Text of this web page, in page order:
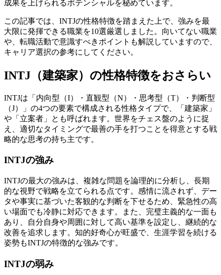
成果を上げられるポテンシャルを秘めています。
この記事では、INTJの性格特徴を踏まえた上で、強みを最
大限に発揮できる職業を10選厳選しました。向いてない職業
や、転職活動で意識すべきポイントも解説していますので、
キャリア選択の参考にしてください。
INTJ（建築家）の性格特徴をおさらい
INTJは「内向型（I）・直観型（N）・思考型（T）・判断型
（J）」の4つの要素で構成される性格タイプで、「建築家」
や「立案者」とも呼ばれます。世界をチェス盤のように捉
え、適切なタイミングで最善の手を打つことを得意とする戦
略的な思考の持ち主です。
INTJの強み
INTJの最大の強みは、複雑な問題を論理的に分析し、長期
的な視野で戦略を立てられる点です。感情に流されず、デー
タや事実に基づいた客観的な判断を下せるため、緊急性の高
い場面でも冷静に対応できます。また、完璧主義的な一面も
あり、自分自身や周囲に対して高い基準を設定し、継続的な
改善を追求します。知的好奇心が旺盛で、生涯学習を続ける
姿勢もINTJの特徴的な強みです。
INTJの弱み